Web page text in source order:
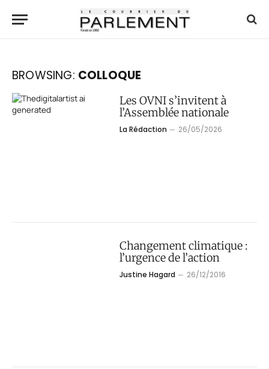
BROWSING: COLLOQUE
Les OVNI s’invitent à
l’Assemblée nationale
La Rédaction 26/05/2026
Changement climatique :
l’urgence de l’action
Justine Hagard 26/12/2016